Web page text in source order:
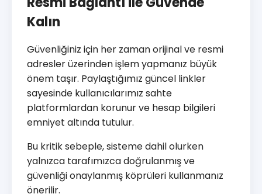
Kalın
Güvenliğiniz için her zaman orijinal ve resmi
adresler üzerinden işlem yapmanız büyük
önem taşır. Paylaştığımız güncel linkler
sayesinde kullanıcılarımız sahte
platformlardan korunur ve hesap bilgileri
emniyet altında tutulur.
Bu kritik sebeple, sisteme dahil olurken
yalnızca tarafımızca doğrulanmış ve
güvenliği onaylanmış köprüleri kullanmanız
önerilir.